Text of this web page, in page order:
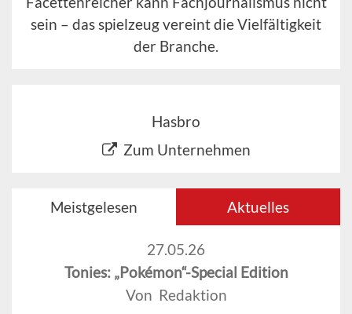
sein – das spielzeug vereint die Vielfältigkeit
der Branche.
Hasbro
Zum Unternehmen
Meistgelesen Aktuelles
27.05.26
Tonies: „Pokémon“-Special Edition
Von Redaktion